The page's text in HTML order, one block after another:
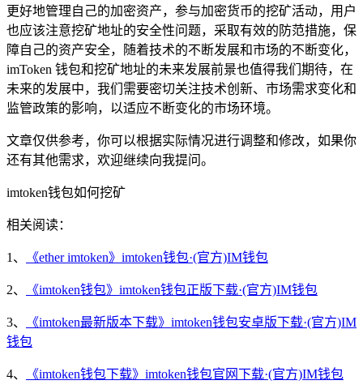
更好地管理自己的加密资产，参与加密货币的挖矿活动，用户
也应该注意挖矿地址的安全性问题，采取有效的防范措施，保
障自己的资产安全，随着技术的不断发展和市场的不断变化，
imToken 钱包和挖矿地址的未来发展前景也值得我们期待，在
未来的发展中，我们需要密切关注技术创新、市场需求变化和
监管政策的影响，以适应不断变化的市场环境。
文章仅供参考，你可以根据实际情况进行调整和修改，如果你
还有其他需求，欢迎继续向我提问。
imtoken钱包如何挖矿
相关阅读：
1、 《ether imtoken》imtoken钱包·(官方)IM钱包
2、 《imtoken钱包》imtoken钱包正版下载·(官方)IM钱包
3、
《imtoken最新版本下载》imtoken钱包安卓版下载·(官方)IM
钱包
4、 《imtoken钱包下载》imtoken钱包官网下载·(官方)IM钱包